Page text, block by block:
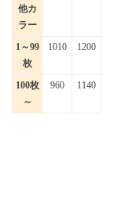
他カ
ラー
1～99
枚
1010 1200
100枚
～
960 1140